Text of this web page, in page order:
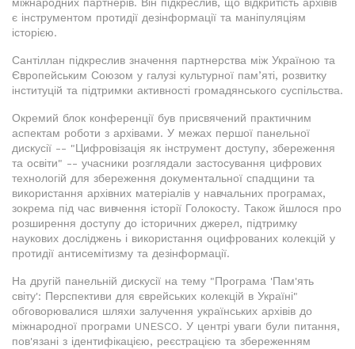
є інструментом протидії дезінформації та маніпуляціям
історією.
Сантіллан підкреслив значення партнерства між Україною та
Європейським Союзом у галузі культурної пам’яті, розвитку
інституцій та підтримки активності громадянського суспільства.
Окремий блок конференції був присвячений практичним
аспектам роботи з архівами. У межах першої панельної
дискусії -- "Цифровізація як інструмент доступу, збереження
та освіти" -- учасники розглядали застосування цифрових
технологій для збереження документальної спадщини та
використання архівних матеріалів у навчальних програмах,
зокрема під час вивчення історії Голокосту. Також йшлося про
розширення доступу до історичних джерел, підтримку
наукових досліджень і використання оцифрованих колекцій у
протидії антисемітизму та дезінформації.
На другій панельній дискусії на тему "Програма 'Пам'ять
світу': Перспективи для єврейських колекцій в Україні"
обговорювалися шляхи залучення українських архівів до
міжнародної програми UNESCO. У центрі уваги були питання,
пов'язані з ідентифікацією, реєстрацією та збереженням